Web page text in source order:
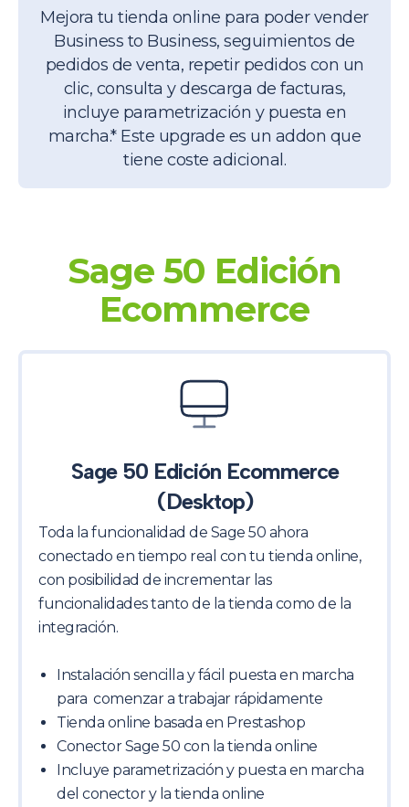
Mejora tu tienda online para poder vender
Business to Business, seguimientos de
pedidos de venta, repetir pedidos con un
clic, consulta y descarga de facturas,
incluye parametrización y puesta en
marcha.* Este upgrade es un addon que
tiene coste adicional.
Sage 50 Edición
Ecommerce
Sage 50 Edición Ecommerce
(Desktop)
Toda la funcionalidad de Sage 50 ahora
conectado en tiempo real con tu tienda online,
con posibilidad de incrementar las
funcionalidades tanto de la tienda como de la
integración.
Instalación sencilla y fácil puesta en marcha
para comenzar a trabajar rápidamente
Tienda online basada en Prestashop
Conector Sage 50 con la tienda online
Incluye parametrización y puesta en marcha
del conector y la tienda online